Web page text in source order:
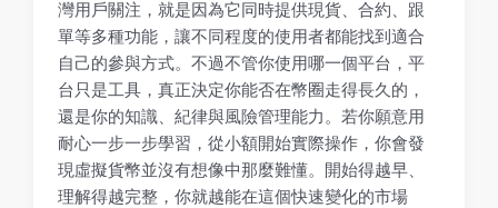
灣用戶關注，就是因為它同時提供現貨、合約、跟
單等多種功能，讓不同程度的使用者都能找到適合
自己的參與方式。不過不管你使用哪一個平台，平
台只是工具，真正決定你能否在幣圈走得長久的，
還是你的知識、紀律與風險管理能力。若你願意用
耐心一步一步學習，從小額開始實際操作，你會發
現虛擬貨幣並沒有想像中那麼難懂。開始得越早、
理解得越完整，你就越能在這個快速變化的市場